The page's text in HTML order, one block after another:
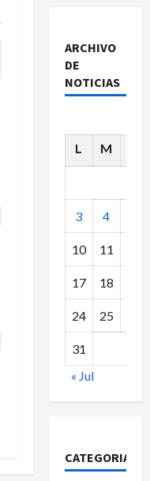
ARCHIVO
DE
NOTICIAS
L M
3 4
10 11
17 18
24 25
31
« Jul
CATEGORIAS